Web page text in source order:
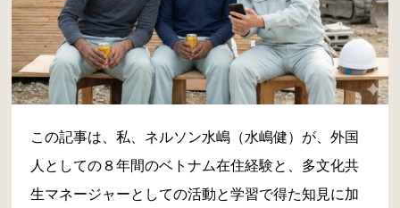
この記事は、私、ネルソン水嶋（水嶋健）が、外国
人としての８年間のベトナム在住経験と、多文化共
生マネージャーとしての活動と学習で得た知見に加